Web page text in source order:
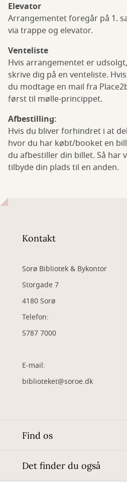
Elevator
Arrangementet foregår på 1.
via trappe og elevator.
Venteliste
Hvis arrangementet er
skrive dig på en venteliste.
du modtage en mail fra
først til mølle-princippet.
Afbestilling:
Hvis du bliver forhindret i at
hvor du har købt/booket en
du afbestiller din billet. Så har
tilbyde din plads til en anden.
Kontakt
Sorø Bibliotek & Bykontor
Storgade 7
4180 Sorø
Telefon:
5787 7000
E-mail:
biblioteket@soroe.dk
Find os
Det finder du også